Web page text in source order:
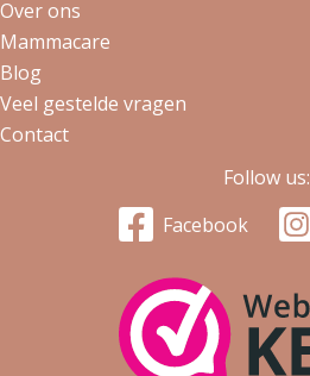
Over ons
Mammacare
Blog
Veel gestelde vragen
Contact
Follow us:
Facebook